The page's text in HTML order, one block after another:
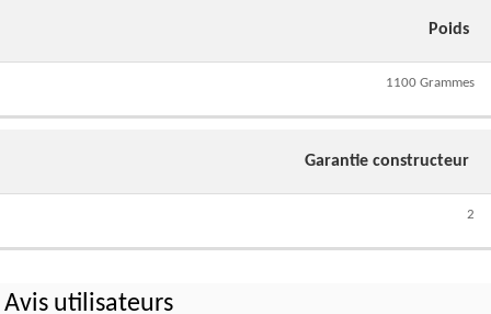
Poids
1100 Grammes
Garantie constructeur
2
Avis utilisateurs